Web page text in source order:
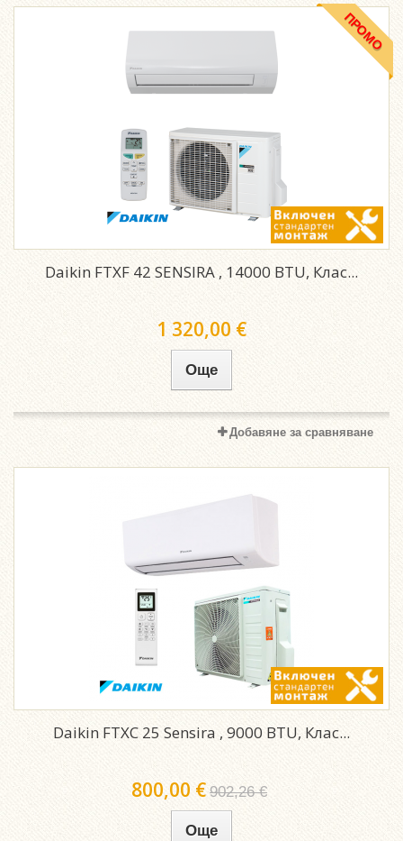
ПРОМО
Daikin FTXF 42 SENSIRA , 14000 BTU, Клас...
1 320,00 €
Още
Добавяне за сравняване
Daikin FTXC 25 Sensira , 9000 BTU, Клас...
800,00 € 902,26 €
Още